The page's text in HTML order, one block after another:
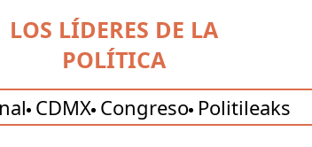
LOS LÍDERES DE LA
POLÍTICA
CDMX Congreso Politileaks